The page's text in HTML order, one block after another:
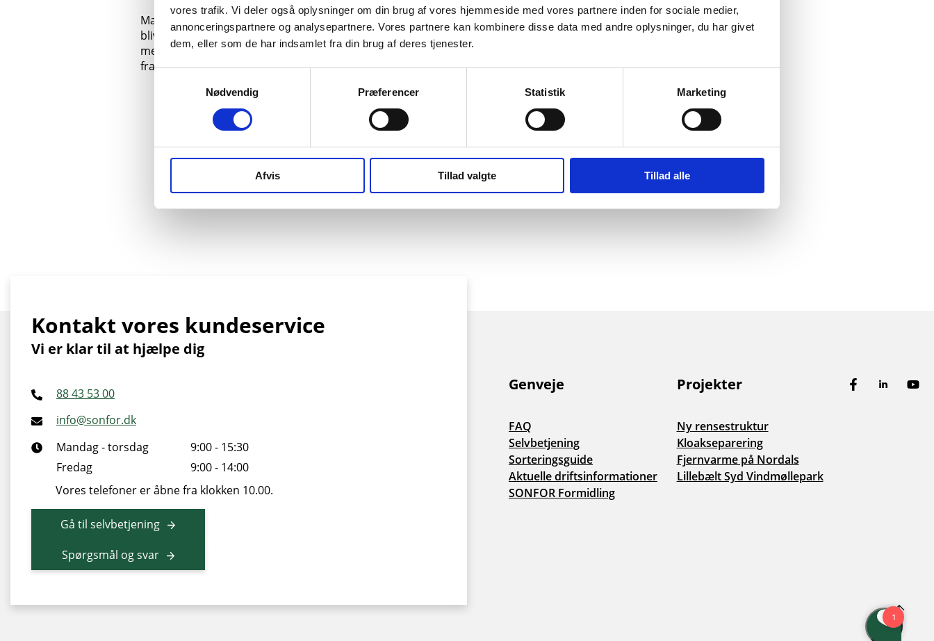
vores trafik. Vi deler også oplysninger om din brug af vores hjemmeside med vores partnere inden for sociale medier,
annonceringspartnere og analysepartnere. Vores partnere kan kombinere disse data med andre oplysninger, du har givet
dem, eller som de har indsamlet fra din brug af deres tjenester.
Nødvendig
Præferencer Statistik Marketing
Afvis Tillad valgte Tillad alle
Materialer, der bliver afleveret i containeren til deponi,
bliver kørt til vores deponi i Skodsbøl. Deponiet er indrettet
med membran i bunden, så eventuelle miljøfarlige stoffer
fra affaldet ikke siver ned i grundvandet.
Kontakt vores kundeservice
Vi er klar til at hjælpe dig
88 43 53 00
info@sonfor.dk
Mandag - torsdag
9:00 - 15:30
Fredag
9:00 - 14:00
Vores telefoner er åbne fra klokken 10.00.
Gå til selvbetjening
Spørgsmål og svar
Genveje
FAQ
Selvbetjening
Sorteringsguide
Aktuelle driftsinformationer
SONFOR Formidling
Projekter
Ny rensestruktur
Kloakseparering
Fjernvarme på Nordals
Lillebælt Syd Vindmøllepark
FacebookLinkedIn